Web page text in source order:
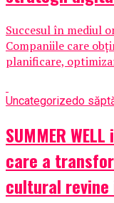
Succesul în mediul
Companiile care
planificare,
Uncategorizedo
SUMMER
care a
cultural